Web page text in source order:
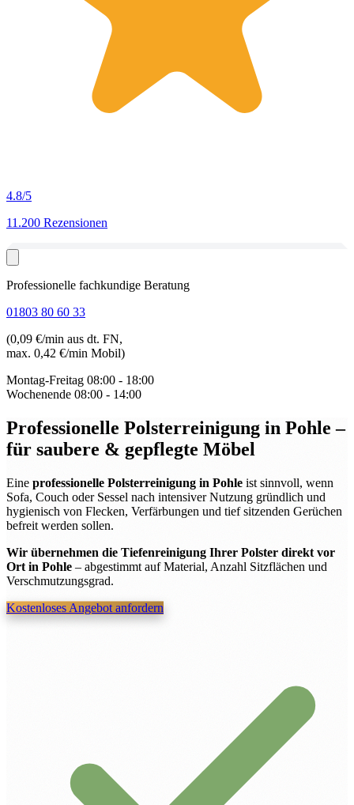
4.8/5
11.200 Rezensionen
Professionelle fachkundige Beratung
01803 80 60 33
(0,09 €/min aus dt. FN,
max. 0,42 €/min Mobil)
Montag-Freitag 08:00 - 18:00
Wochenende 08:00 - 14:00
Professionelle Polsterreinigung in Pohle–
für saubere & gepflegte Möbel
Eine professionelle Polsterreinigung in Pohle ist sinnvoll, wenn
Sofa, Couch oder Sessel nach intensiver Nutzung gründlich und
hygienisch von Flecken, Verfärbungen und tief sitzenden Gerüchen
befreit werden sollen.
Wir übernehmen die Tiefenreinigung Ihrer Polster direkt vor
Ort in Pohle– abgestimmt auf Material, Anzahl Sitzflächen und
Verschmutzungsgrad.
Kostenloses Angebot anfordern